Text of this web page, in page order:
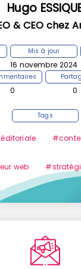
Hugo
& CEO chez
Mis à jour
16 novembre 2024
0 0
Tags
web